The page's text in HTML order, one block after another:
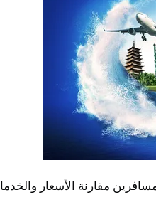
مقارنة الأسعار